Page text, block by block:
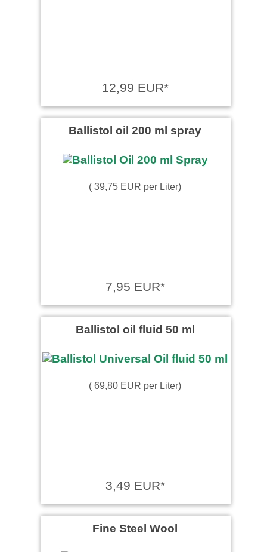
12,99 EUR*
Ballistol oil 200 ml spray
( 39,75 EUR per Liter)
7,95 EUR*
Ballistol oil fluid 50 ml
( 69,80 EUR per Liter)
3,49 EUR*
Fine Steel Wool